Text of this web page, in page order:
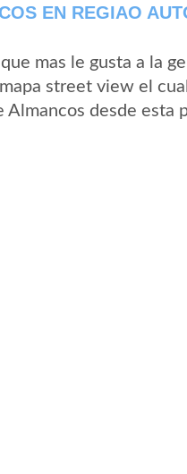
EN REGIAO
mas le gusta a la
street view el
desde esta